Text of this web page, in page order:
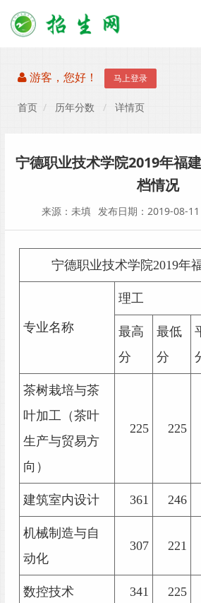
游客，您好！ 马上登录
首页 历年分数 详情页
宁德职业技术学院2019年福
档情况
来源：未填 发布日期：2019-08-11
宁德职业技术学院2019年福
专业名称
理工
最高
分
最低
分
茶树栽培与茶
叶加工（茶叶
生产与贸易方
向）
225 225
建筑室内设计 361 246
机械制造与自
动化
307 221
数控技术 341 225